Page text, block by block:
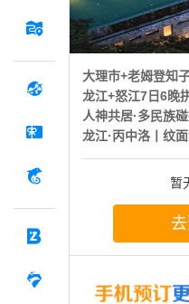
大理市+老姆登知
龙江+怒江7日6晚
人神共居·多民族
龙江·丙中洛丨纹
暂